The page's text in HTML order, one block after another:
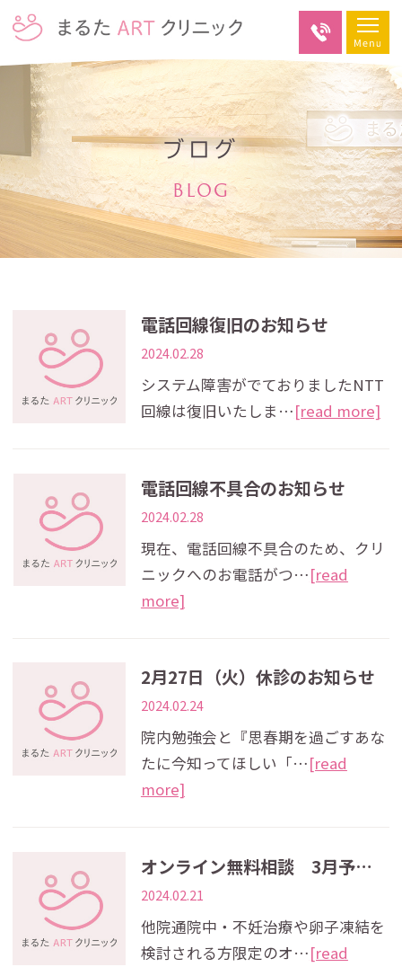
ブログ
BLOG
電話回線復旧のお知らせ
2024.02.28
システム障害がでておりましたNTT
回線は復旧いたしま…[read more]
電話回線不具合のお知らせ
2024.02.28
現在、電話回線不具合のため、クリ
ニックへのお電話がつ…[read
more]
2月27日（火）休診のお知らせ
2024.02.24
院内勉強会と『思春期を過ごすあな
たに今知ってほしい「…[read
more]
オンライン無料相談 3月予約枠開放のお知らせ
2024.02.21
他院通院中・不妊治療や卵子凍結を
検討される方限定のオ…[read